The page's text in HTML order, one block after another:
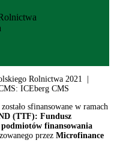
Rolnictwa 2021 |
ICEberg CMS
sfinansowane w ramach
(TTF): Fundusz
finansowania
przez Microfinance